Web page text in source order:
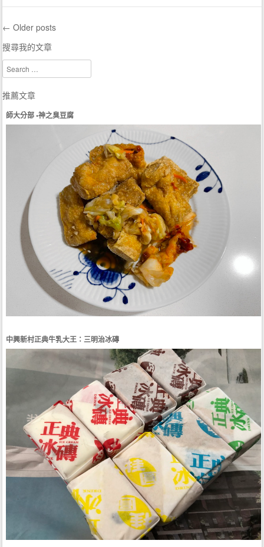
Post navigation
← Older posts
搜尋我的文章
Search
推薦文章
師大分部 •神之臭豆腐
中興新村正典牛乳大王：三明治冰磚